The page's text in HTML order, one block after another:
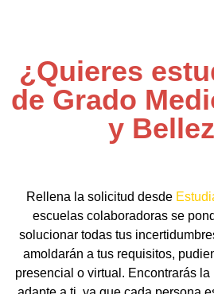
¿Quieres
de Grado
y
Rellena la solicitud desde
escuelas colaboradoras se
solucionar todas tus
amoldarán a tus requisitos,
presencial o virtual. Encontrarás